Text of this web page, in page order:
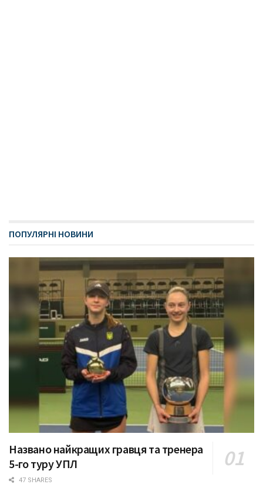
ПОПУЛЯРНІ НОВИНИ
Названо найкращих гравця та тренера
5-го туру УПЛ
47 SHARES